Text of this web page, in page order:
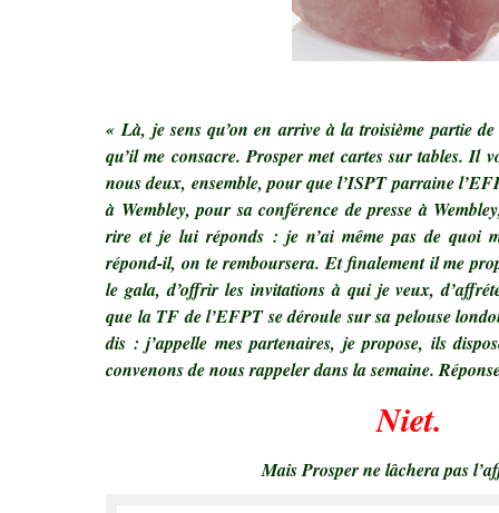
« Là, je sens qu’on en arrive à la troisième partie
qu’il me consacre. Prosper met cartes sur tables. Il
nous deux, ensemble, pour que l’ISPT parraine
à Wembley, pour sa conférence de presse à
rire et je lui réponds : je n’ai même pas de quoi
répond-il, on te remboursera. Et finalement il me
le gala, d’offrir les invitations à qui je veux,
que la TF de l’EFPT se déroule sur sa pelouse
dis : j’appelle mes partenaires, je propose, ils
convenons de nous rappeler dans la semaine.
Niet.
Mais Prosperne lâchera pas